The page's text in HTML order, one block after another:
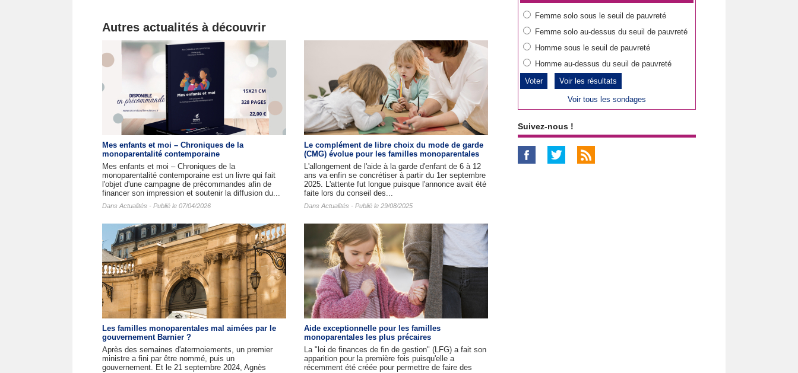
Autres actualités à découvrir
Mes enfants et moi – Chroniques de la
monoparentalité contemporaine
Mes enfants et moi – Chroniques de la
monoparentalité contemporaine est un livre qui fait
l'objet d'une campagne de précommandes afin de
financer son impression et soutenir la diffusion du...
Dans Actualités - Publié le 07/04/2026
Le complément de libre choix du mode de garde
(CMG) évolue pour les familles monoparentales
L'allongement de l'aide à la garde d'enfant de 6 à 12
ans va enfin se concrétiser à partir du 1er septembre
2025. L'attente fut longue puisque l'annonce avait été
faite lors du conseil des...
Dans Actualités - Publié le 29/08/2025
Les familles monoparentales mal aimées par le
gouvernement Barnier ?
Après des semaines d'atermoiements, un premier
ministre a fini par être nommé, puis un
gouvernement. Et le 21 septembre 2024, Agnès
Aide exceptionnelle pour les familles
monoparentales les plus précaires
La "loi de finances de fin de gestion" (LFG) a fait son
apparition pour la première fois puisqu'elle a
récemment été créée pour permettre de faire des
Femme solo sous le seuil de pauvreté
Femme solo au-dessus du seuil de pauvreté
Homme sous le seuil de pauvreté
Homme au-dessus du seuil de pauvreté
Voir les résultats
Voir tous les sondages
Suivez-nous !